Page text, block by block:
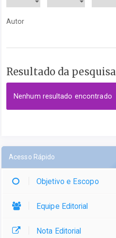
Autor
Resultado da pesquisa
Nenhum resultado encontrado
Acesso Rápido
Objetivo e Escopo
Equipe Editorial
Nota Editorial